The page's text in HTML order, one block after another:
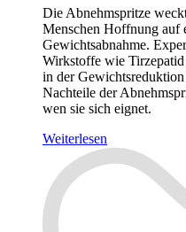
Die Abnehmspritze
Menschen Hoffnung auf
Gewichtsabnahme.
Wirkstoffe wie
in der
Nachteile der
wen sie sich eignet.
Weiterlesen